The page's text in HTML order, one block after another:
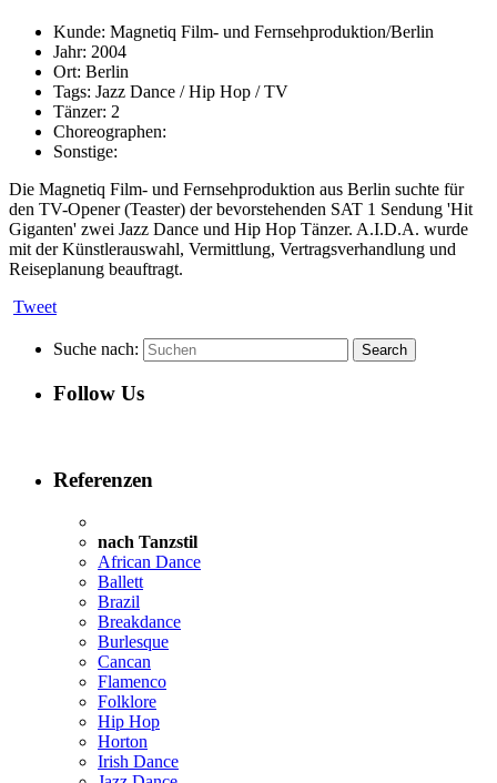
Kunde: Magnetiq Film- und Fernsehproduktion/Berlin
Jahr: 2004
Ort: Berlin
Tags: Jazz Dance / Hip Hop / TV
Tänzer: 2
Choreographen:
Sonstige:
Die Magnetiq Film- und Fernsehproduktion aus Berlin suchte für
den TV-Opener (Teaster) der bevorstehenden SAT 1 Sendung 'Hit
Giganten' zwei Jazz Dance und Hip Hop Tänzer. A.I.D.A. wurde
mit der Künstlerauswahl, Vermittlung, Vertragsverhandlung und
Reiseplanung beauftragt.
Tweet
Suche nach:
Follow Us
Referenzen
nach Tanzstil
African Dance
Ballett
Brazil
Breakdance
Burlesque
Cancan
Flamenco
Folklore
Hip Hop
Horton
Irish Dance